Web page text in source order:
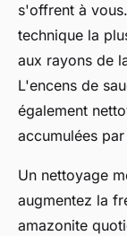
s'offrent à vous.
technique la
aux rayons de
L'encens de
également
accumulées
Un nettoyage
augmentez la
amazonite